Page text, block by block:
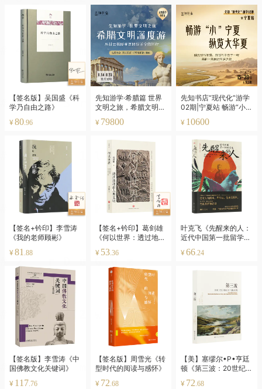
【签名版】吴国盛《科
学乃自由之路》
¥ 80 .96
先知游学·希腊篇 世界
文明之旅，希腊文明深
里尼·伯罗奔尼撒·雅典
¥ 79800
先知书店“现代化”游学
02期|宁夏站 畅游“小”
¥ 10600
【签名+钤印】李雪涛
《我的老师顾彬》
¥ 81 .88
【签名+钤印】葛剑雄
《何以世界：透过地理
看人类文明》
¥ 53.36
叶克飞《先醒来的人：
近代中国第一批留学
生》
¥ 66.24
【签名版】李雪涛《中
国佛教文化关键词》
¥ 117.76
【签名版】周雪光《转
型时代的阅读与感怀》
¥ 72.68
【美】塞缪尔•P•亨廷
顿《第三波：20世纪
¥ 72.68